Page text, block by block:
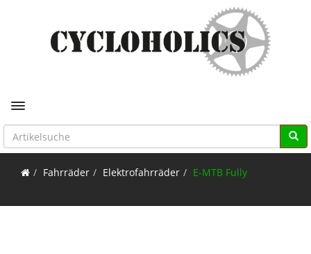
Toggle navigation
Fahrräder Elektrofahrräder E-MTB Fully